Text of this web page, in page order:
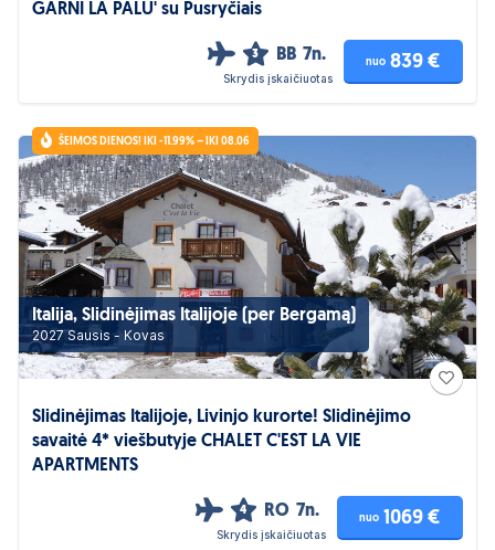
GARNI LA PALU' su Pusryčiais
3 BB 7n.
Skrydis įskaičiuotas
nuo 839 €
ŠEIMOS DIENOS! IKI -11.99% – IKI 08.06
Italija, Slidinėjimas Italijoje (per Bergamą)
2027 Sausis - Kovas
Slidinėjimas Italijoje, Livinjo kurorte! Slidinėjimo
savaitė 4* viešbutyje CHALET C'EST LA VIE
APARTMENTS
4 RO 7n.
Skrydis įskaičiuotas
nuo 1069 €